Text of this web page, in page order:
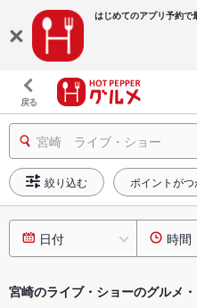
はじめてのアプリ予約で
戻る
宮崎 ライブ・ショー
絞り込む ポイントがつ
日付 時間
宮崎のライブ・ショーのグルメ